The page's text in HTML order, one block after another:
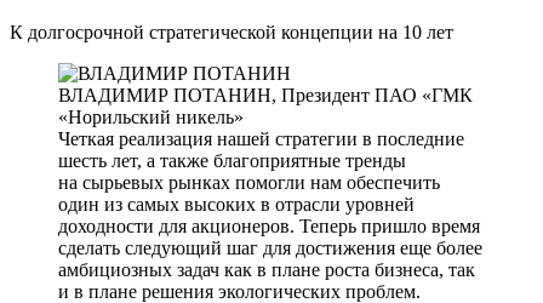
К долгосрочной стратегической концепции на 10 лет
ВЛАДИМИР ПОТАНИН, Президент ПАО «ГМК
«Норильский никель»
Четкая реализация нашей стратегии в последние
шесть лет, а также благоприятные тренды
на сырьевых рынках помогли нам обеспечить
один из самых высоких в отрасли уровней
доходности для акционеров. Теперь пришло время
сделать следующий шаг для достижения еще более
амбициозных задач как в плане роста бизнеса, так
и в плане решения экологических проблем.